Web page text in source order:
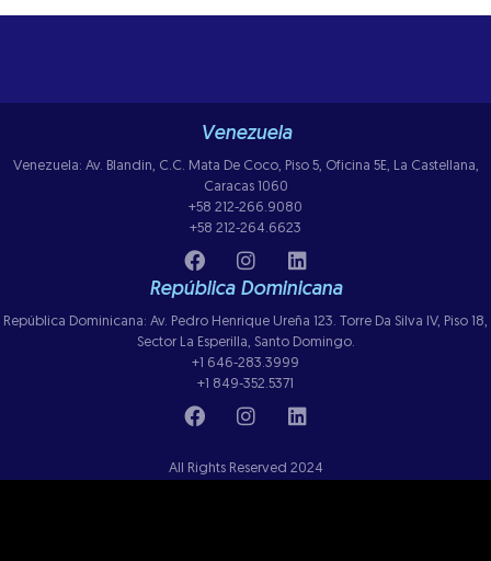
Venezuela
Venezuela: Av. Blandin, C.C. Mata De Coco, Piso 5, Oficina 5E, La Castellana,
Caracas 1060
+58 212-266.9080
+58 212-264.6623
República Dominicana
República Dominicana: Av. Pedro Henrique Ureña 123. Torre Da Silva IV, Piso 18,
Sector La Esperilla, Santo Domingo.
+1 646-283.3999
+1 849-352.5371
All Rights Reserved 2024